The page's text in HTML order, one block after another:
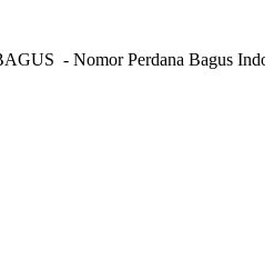
- Nomor Perdana Bagus Indonesia-